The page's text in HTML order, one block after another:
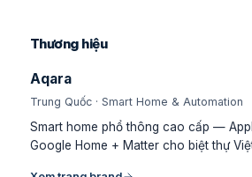
Thương hiệu
Aqara
Trung Quốc · Smart Home & Automation
Smart home phổ thông cao cấp —
Google Home + Matter cho biệt thự